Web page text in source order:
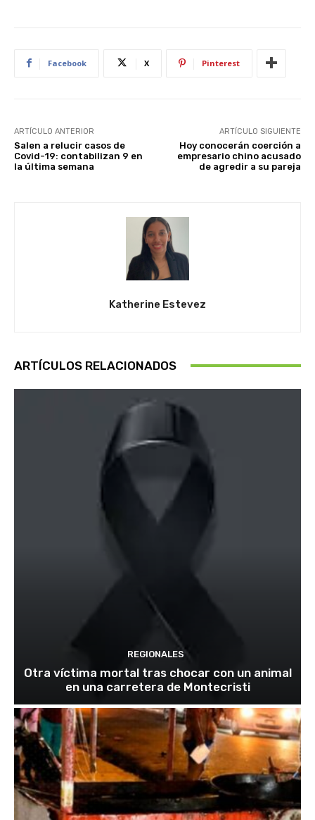
Facebook X Pinterest
ARTÍCULO ANTERIOR
Salen a relucir casos de
Covid-19: contabilizan 9 en
la última semana
ARTÍCULO SIGUIENTE
Hoy conocerán coerción a
empresario chino acusado
de agredir a su pareja
Katherine Estevez
ARTÍCULOS RELACIONADOS
REGIONALES
Otra víctima mortal tras chocar con un animal
en una carretera de Montecristi